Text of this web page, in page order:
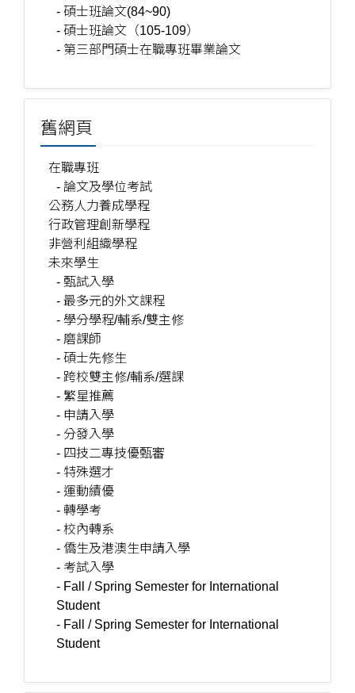
- 碩士班論文(84~90)
- 碩士班論文（105-109）
- 第三部門碩士在職專班畢業論文
舊網頁
在職專班
- 論文及學位考試
公務人力養成學程
行政管理創新學程
非營利組織學程
未來學生
- 甄試入學
- 最多元的外文課程
- 學分學程/輔系/雙主修
- 磨課師
- 碩士先修生
- 跨校雙主修/輔系/選課
- 繁星推薦
- 申請入學
- 分發入學
- 四技二專技優甄審
- 特殊選才
- 運動績優
- 轉學考
- 校內轉系
- 僑生及港澳生申請入學
- 考試入學
- Fall / Spring Semester for International
Student
- Fall / Spring Semester for International
Student